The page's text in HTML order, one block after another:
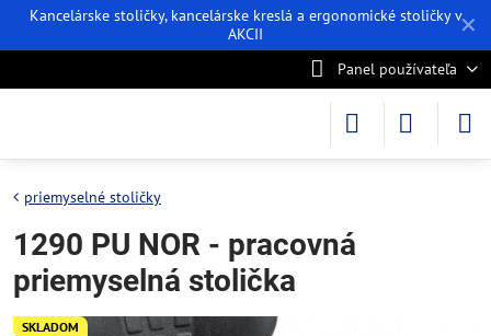
✕
Kancelárske stoličky, kancelárske kreslá a ergonomické stoličky v
AKCII
Panel používateľa
SKLADOM
priemyselné stoličky
1290 PU NOR - pracovná
priemyselná stolička